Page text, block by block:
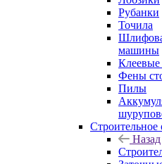
Рубанки
Точила
машины
Клеевые
Фены
Пилы
Строительное
Назад